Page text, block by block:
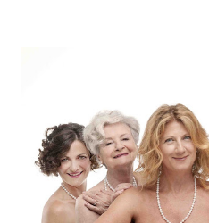
“Settembre dell’Accademia”
consecutivo. Il pubblico
giovani artisti della Baltic Sea
volta. L’orchestra, fondata nel
da un prestigioso consiglio di